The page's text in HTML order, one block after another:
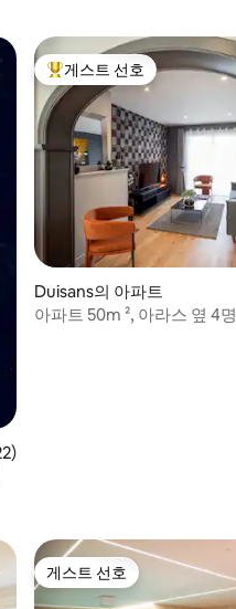
점(5점 만점), 후기 22개
상위 게스트 선호
게스트 선호
Duisans의 아파트
아파트 50m ², 아라스 옆 4명
게스트 선호
게스트 선호